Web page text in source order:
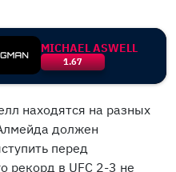
1.67
MICHAEL ASWELL
находятся на разных
должен
перед
рекорд в UFC 2-3 не